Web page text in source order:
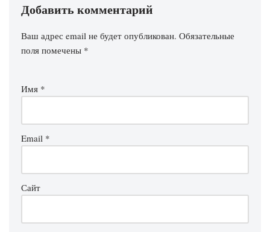
Добавить комментарий
Ваш адрес email не будет опубликован. Обязательные
поля помечены *
Имя *
Email *
Сайт